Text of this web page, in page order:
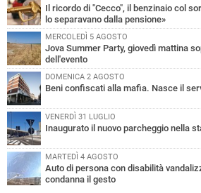
Il ricordo di "Cecco", il benzinaio col
lo separavano dalla pensione»
MERCOLEDÌ 5 AGOSTO
Jova Summer Party, giovedì mattina
dell'evento
DOMENICA 2 AGOSTO
Beni confiscati alla mafia. Nasce il
VENERDÌ 31 LUGLIO
Inaugurato il nuovo parcheggio nella
MARTEDÌ 4 AGOSTO
Auto di persona con disabilità
condanna il gesto